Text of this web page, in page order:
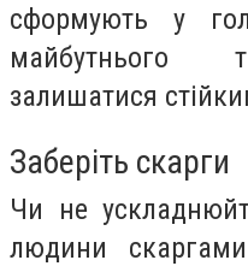
сформують у
майбутнього
залишатися
Заберіть скарги
Чи не
людини